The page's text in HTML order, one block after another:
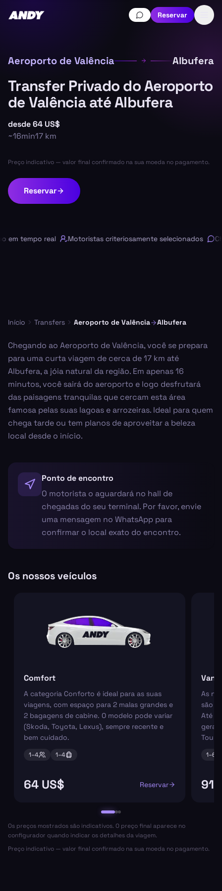
Reservar
Aeroporto de Valência Albufera
Transfer Privado do Aeroporto
de Valência até Albufera
desde64 US$
~16min17 km
Preço indicativo — valor final confirmado na sua moeda no pagamento.
Reservar
tempo real Motoristas criteriosamente selecionados
Início Transfers Aeroporto de Valência Albufera
Chegando ao Aeroporto de Valência, você se prepara
para uma curta viagem de cerca de 17 km até
Albufera, a jóia natural da região. Em apenas 16
minutos, você sairá do aeroporto e logo desfrutará
das paisagens tranquilas que cercam esta área
famosa pelas suas lagoas e arrozeiras. Ideal para quem
chega tarde ou tem planos de aproveitar a beleza
local desde o início.
Ponto de encontro
O motorista o aguardará no hall de
chegadas do seu terminal. Por favor, envie
uma mensagem no WhatsApp para
confirmar o local exato do encontro.
Os nossos veículos
Comfort
A categoria Conforto é ideal para as suas
viagens, com espaço para 2 malas grandes e
2 bagagens de cabine. O modelo pode variar
(Skoda, Toyota, Lexus), sempre recente e
bem cuidado.
1–4 1–4
64 US$ Reservar
Van
As
são
Até 6
1–6
91
Os preços mostrados são indicativos. O preço final aparece no
configurador quando indicar os detalhes da viagem.
Preço indicativo — valor final confirmado na sua moeda no pagamento.